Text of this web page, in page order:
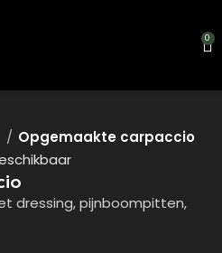
0
Opgemaakte carpaccio
dressing, pijnboompitten,